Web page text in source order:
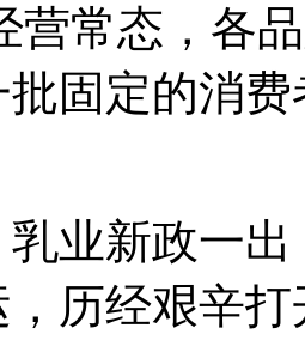
营常态，各
固定的消
新政一出
历经艰辛